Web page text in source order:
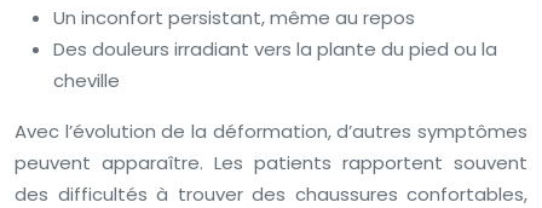
Un inconfort persistant, même au repos
Des douleurs irradiant vers la plante du pied ou la
cheville
Avec l’évolution de la déformation, d’autres symptômes
peuvent apparaître. Les patients rapportent souvent
des difficultés à trouver des chaussures confortables,